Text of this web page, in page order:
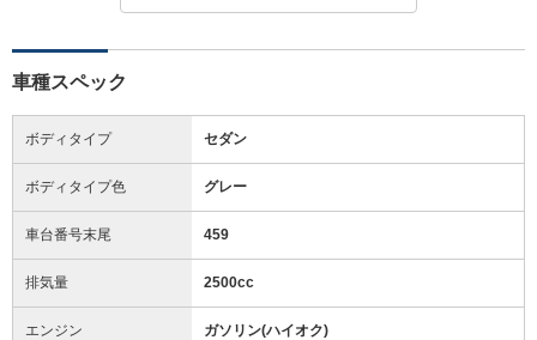
車種スペック
ボディタイプ セダン
ボディタイプ色 グレー
車台番号末尾 459
排気量 2500cc
エンジン ガソリン(ハイオク)